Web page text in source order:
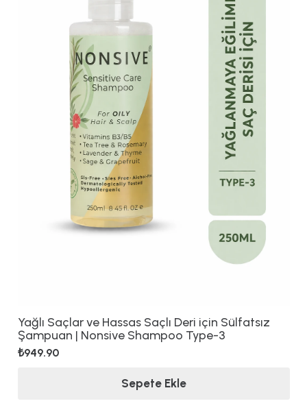
Yağlı Saçlar ve Hassas Saçlı Deri için Sülfatsız
Şampuan | Nonsive Shampoo Type-3
₺949.90
Sepete Ekle